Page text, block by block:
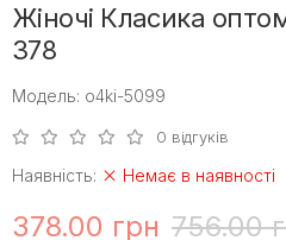
Жіночі Класика
378
Модель: o4ki-5099
0 відгуків
Наявність: Немає в наявності
378.00 грн 756.00